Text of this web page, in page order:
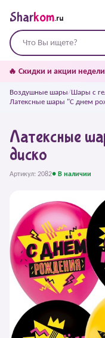
Sharkom.ru
🔥 Скидки и акции недели
Воздушные шары/Шары с
Латексные шары "С днем
Латексные
диско
Артикул: 2082● В наличии